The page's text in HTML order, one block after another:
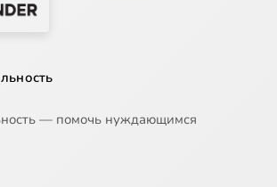
— помочь нуждающимся